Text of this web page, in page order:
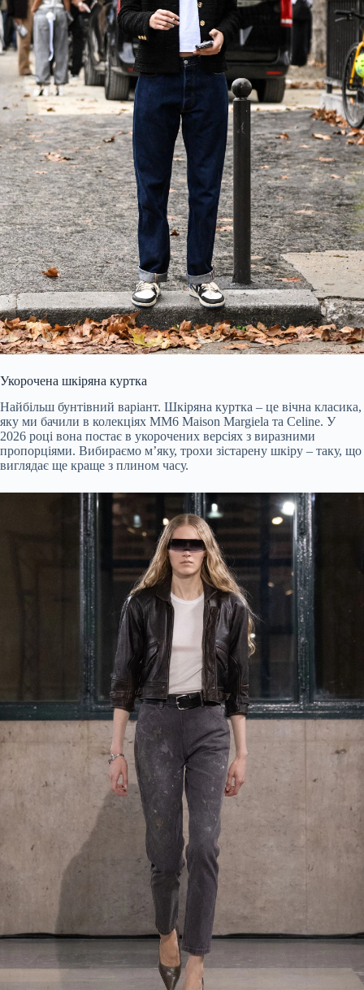
Укорочена шкіряна куртка
Найбільш бунтівний варіант. Шкіряна куртка – це вічна класика,
яку ми бачили в колекціях MM6 Maison Margiela та Celine. У
2026 році вона постає в укорочених версіях з виразними
пропорціями. Вибираємо м’яку, трохи зістарену шкіру – таку, що
виглядає ще краще з плином часу.